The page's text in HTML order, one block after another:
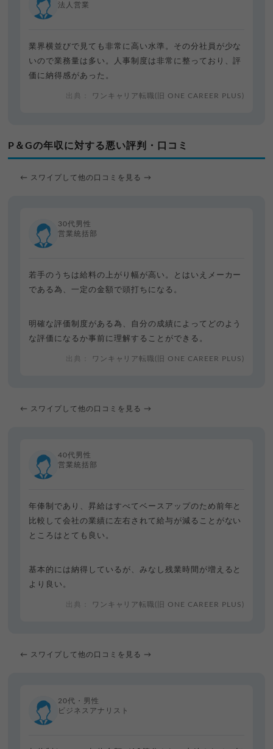
法人営業
業界横並びで見ても非常に高い水準。その分社員が少な
いので業務量は多い。人事制度は非常に整っており、評
価に納得感があった。
ワンキャリア転職(旧 ONE CAREER PLUS)
P＆Gの年収に対する悪い評判・口コミ
← スワイプして他の口コミを見る →
30代男性
営業統括部
若手のうちは給料の上がり幅が高い。とはいえメーカー
である為、一定の金額で頭打ちになる。
明確な評価制度がある為、自分の成績によってどのよう
な評価になるか事前に理解することができる。
ワンキャリア転職(旧 ONE CAREER PLUS)
← スワイプして他の口コミを見る →
40代男性
営業統括部
年俸制であり、昇給はすべてベースアップのため前年と
比較して会社の業績に左右されて給与が減ることがない
ところはとても良い。
基本的には納得しているが、みなし残業時間が増えると
より良い。
ワンキャリア転職(旧 ONE CAREER PLUS)
← スワイプして他の口コミを見る →
20代・男性
ビジネスアナリスト